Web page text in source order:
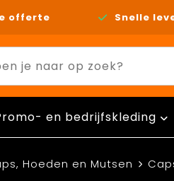
offerte Snelle
en bedrijfskleding
Hoeden en Mutsen